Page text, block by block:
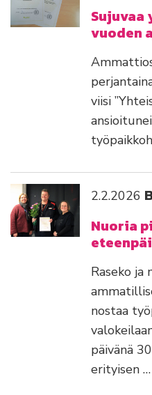
Sujuvaa
vuoden
viisi
2.2.2026
Nuoria
Raseko ja
nostaa
päivänä
erityisen …